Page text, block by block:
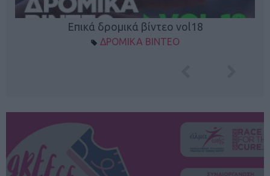
Επικά δρομικά βίντεο vol18
ΔΡΟΜΙΚΑ ΒΙΝΤΕΟ